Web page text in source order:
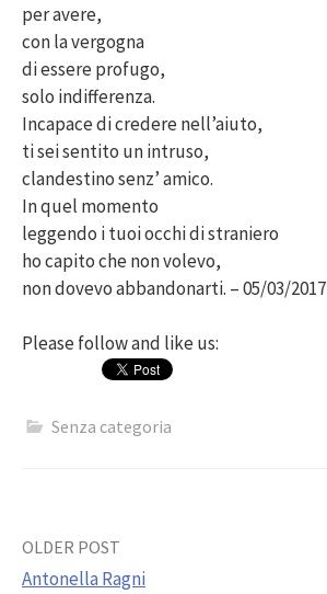
per avere,
con la vergogna
di essere profugo,
solo indifferenza.
Incapace di credere nell’aiuto,
ti sei sentito un intruso,
clandestino senz’ amico.
In quel momento
leggendo i tuoi occhi di straniero
ho capito che non volevo,
non dovevo abbandonarti. – 05/03/2017
Please follow and like us:
Senza categoria
Post
OLDER POST
Antonella Ragni